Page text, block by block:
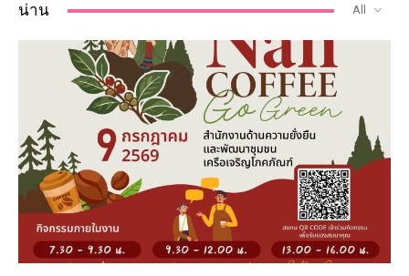
น่าน All